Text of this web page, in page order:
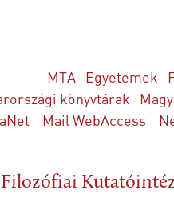
MTA Egyetemek
könyvtárak
Mail WebAccess